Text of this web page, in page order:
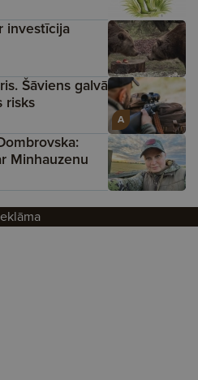
investīcija
A
Šāviens galvā
risks
Minhauzenu